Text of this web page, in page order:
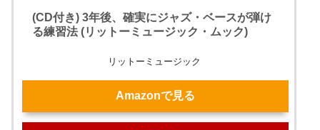
(CD付き) 3年後、確実にジャズ・ベースが弾け
る練習法 (リットーミュージック・ムック)
リットーミュージック
Amazonで見る